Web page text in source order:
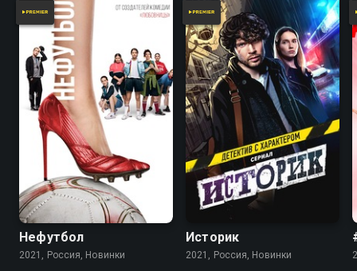
Нефутбол
2021, Россия, Новинки
Историк
2021, Россия, Новинки